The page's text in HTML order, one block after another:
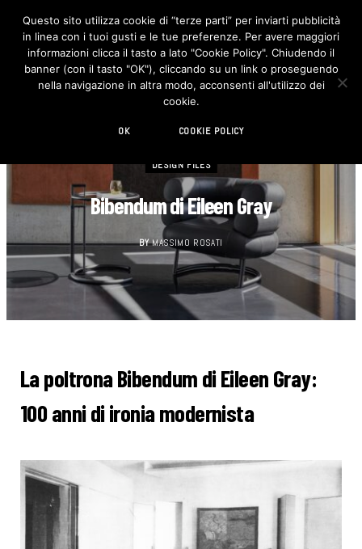
F
c
e
b
o
I
n
s
t
DESIGN FILES
Bibendum di Eileen Gray
BY MASSIMO ROSATI
La poltrona Bibendum di Eileen Gray:
100 anni di ironia modernista
Questo sito utilizza cookie di “terze parti” per inviarti pubblicità
in linea con i tuoi gusti e le tue preferenze. Per avere maggiori
informazioni clicca il tasto a lato "Cookie Policy". Chiudendo il
banner (con il tasto "OK"), cliccando su un link o proseguendo
nella navigazione in altra modo, acconsenti all'utilizzo dei
cookie.
OK COOKIE POLICY